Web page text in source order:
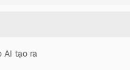
AI tạo ra